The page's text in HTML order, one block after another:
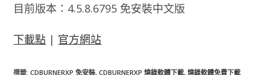
目前版本：4.5.8.6795 免安裝中文版
下載點 | 官方網站
標籤:CDBURNERXP 免安裝, CDBURNERXP 燒錄軟體下載, 燒錄軟體免費下載